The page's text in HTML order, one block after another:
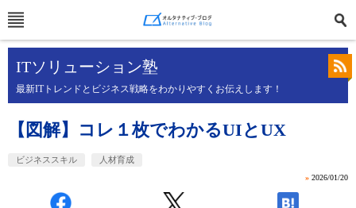
ITソリューション塾
最新ITトレンドとビジネス戦略をわかりやすくお伝えします！
【図解】コレ１枚でわかるUIとUX
ビジネススキル 人材育成
» 2026/01/20